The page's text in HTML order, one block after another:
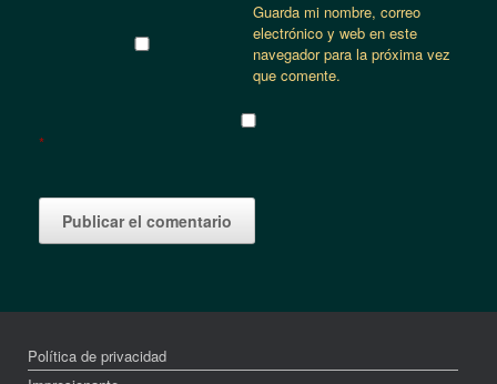
Guarda mi nombre, correo
electrónico y web en este
navegador para la próxima vez
que comente.
*
Política de privacidad